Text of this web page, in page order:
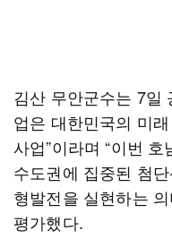
김산 무안군수는 7일
업은 대한민국의 미
사업”이라며 “이번
수도권에 집중된 첨
형발전을 실현하는
평가했다.